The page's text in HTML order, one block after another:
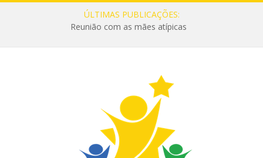
ÚLTIMAS PUBLICAÇÕES:
Reunião com as mães atípicas